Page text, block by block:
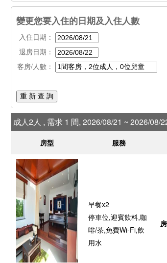
變更您要入住的日期及入住人數
入住日期：
退房日期：
客房/人數：
重 新 查 詢
成人2人 , 需求 1 間, 2026/08/21 ~ 2026/08/
房型 服務
早餐x2
停車位,迎賓飲料,咖
啡/茶,免費Wi-Fi,飲
用水